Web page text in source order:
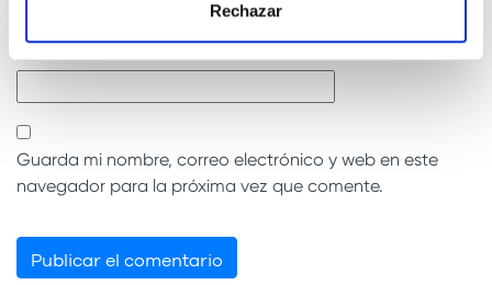
Rechazar
Correo electrónico*
Guarda mi nombre, correo electrónico y web en este
navegador para la próxima vez que comente.